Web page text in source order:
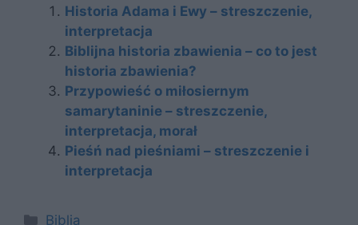
Historia Adama i Ewy – streszczenie,
interpretacja
Biblijna historia zbawienia – co to jest
historia zbawienia?
Przypowieść o miłosiernym
samarytaninie – streszczenie,
interpretacja, morał
Pieśń nad pieśniami – streszczenie i
interpretacja
Kategorie
Biblia